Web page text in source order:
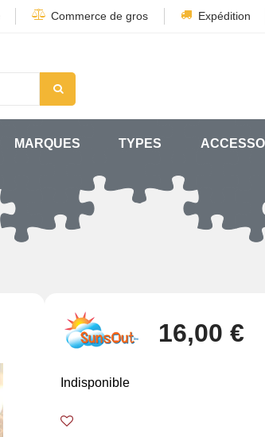
Commerce de gros Expédition
MARQUES TYPES
16,00 €
Indisponible